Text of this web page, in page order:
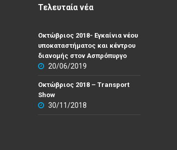
Τελευταία νέα
Οκτώβριος 2018- Εγκαίνια νέου
υποκαταστήματος και κέντρου
διανομής στον Ασπρόπυργο
20/06/2019
Οκτώβριος 2018 – Transport
Show
30/11/2018